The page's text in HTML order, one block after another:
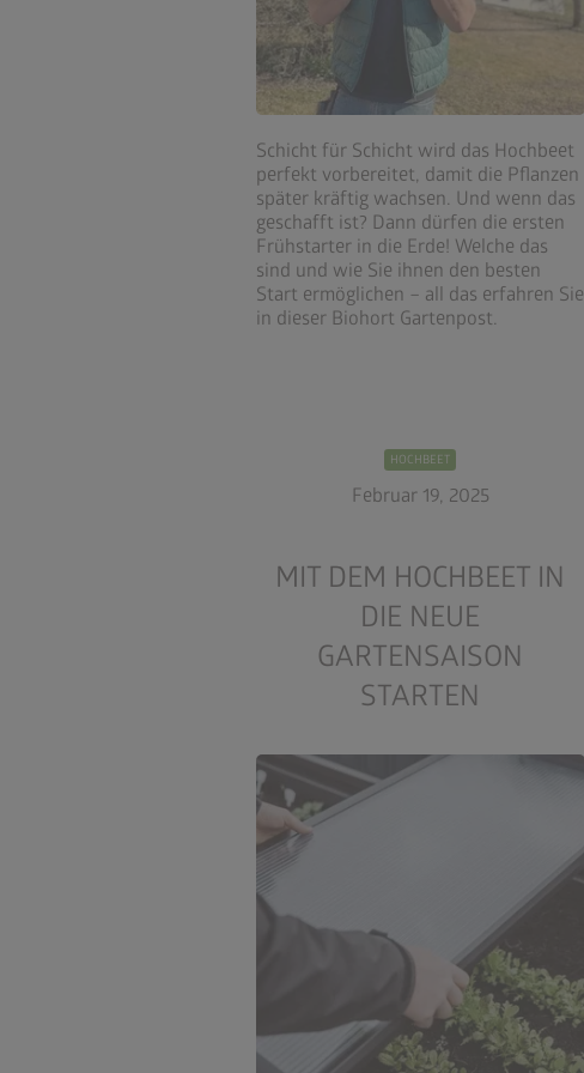
Schicht für Schicht wird das Hochbeet
perfekt vorbereitet, damit die Pflanzen
später kräftig wachsen. Und wenn das
geschafft ist? Dann dürfen die ersten
Frühstarter in die Erde! Welche das
sind und wie Sie ihnen den besten
Start ermöglichen – all das erfahren Sie
in dieser Biohort Gartenpost.
HOCHBEET
Februar 19, 2025
MIT DEM HOCHBEET IN
DIE NEUE
GARTENSAISON
STARTEN